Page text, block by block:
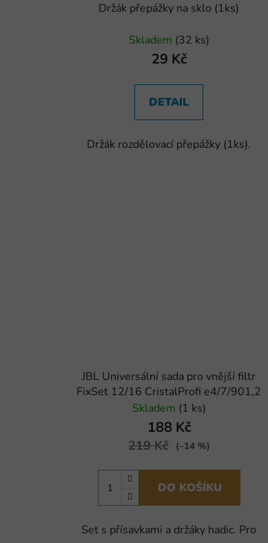
Držák přepážky na sklo (1ks)
Skladem (32 ks)
29 Kč
DETAIL
Držák rozdělovací přepážky (1ks).
JBL Universální sada pro vnější filtr
FixSet 12/16 CristalProfi e4/7/901,2
Skladem (1 ks)
188 Kč
219 Kč (–14 %)
DO KOŠÍKU
Set s přísavkami a držáky hadic. Pro